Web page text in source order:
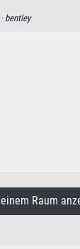
bentley
Raum